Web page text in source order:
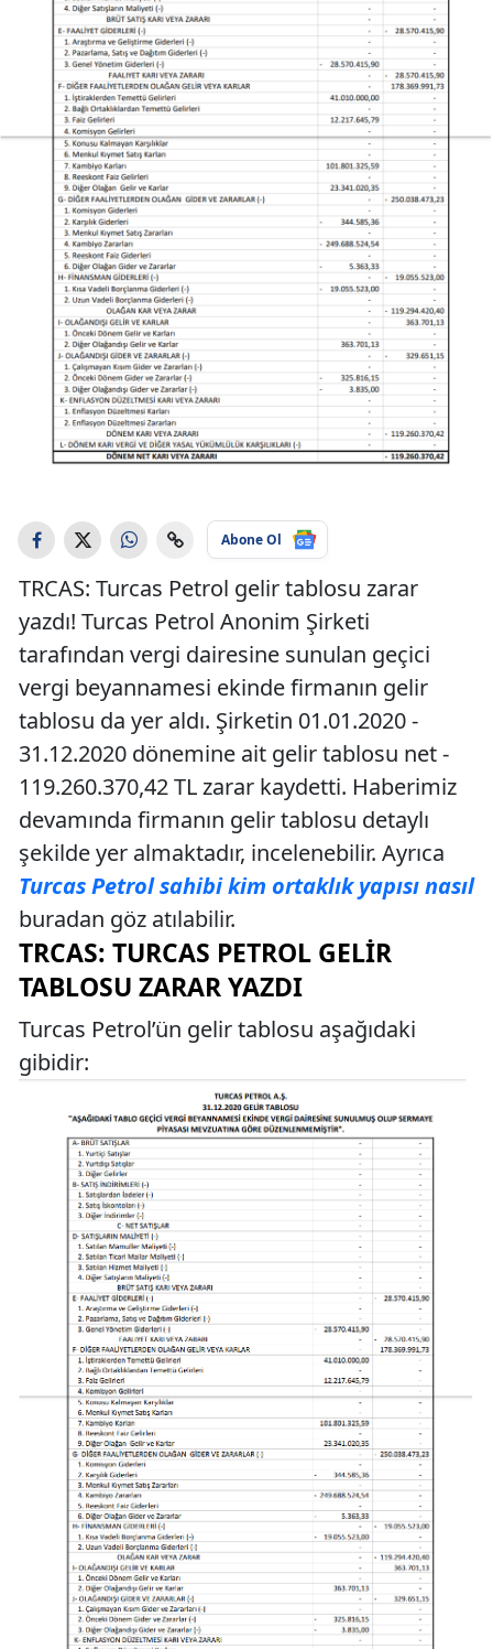
Abone Ol
TRCAS: Turcas Petrol gelir tablosu zarar
yazdı! Turcas Petrol Anonim Şirketi
tarafından vergi dairesine sunulan geçici
vergi beyannamesi ekinde firmanın gelir
tablosu da yer aldı. Şirketin 01.01.2020 -
31.12.2020 dönemine ait gelir tablosu net -
119.260.370,42 TL zarar kaydetti. Haberimiz
devamında firmanın gelir tablosu detaylı
şekilde yer almaktadır, incelenebilir. Ayrıca
Turcas Petrol sahibi kim ortaklık yapısı nasıl
buradan göz atılabilir.
TRCAS: TURCAS PETROL GELIR
TABLOSU ZARAR YAZDI
Turcas Petrol’ün gelir tablosu aşağıdaki
gibidir: